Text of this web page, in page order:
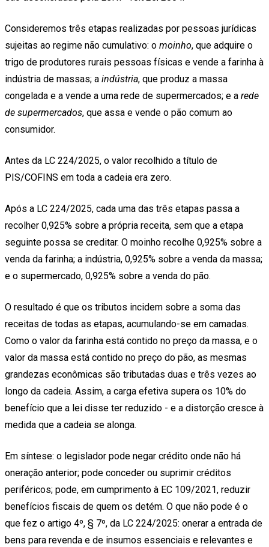
Consideremos três etapas realizadas por pessoas jurídicas
sujeitas ao regime não cumulativo: o moinho, que adquire o
trigo de produtores rurais pessoas físicas e vende a farinha à
indústria de massas; a indústria, que produz a massa
congelada e a vende a uma rede de supermercados; e a rede
de supermercados, que assa e vende o pão comum ao
consumidor.
Antes da LC 224/2025, o valor recolhido a título de
PIS/COFINS em toda a cadeia era zero.
Após a LC 224/2025, cada uma das três etapas passa a
recolher 0,925% sobre a própria receita, sem que a etapa
seguinte possa se creditar. O moinho recolhe 0,925% sobre a
venda da farinha; a indústria, 0,925% sobre a venda da massa;
e o supermercado, 0,925% sobre a venda do pão.
O resultado é que os tributos incidem sobre a soma das
receitas de todas as etapas, acumulando-se em camadas.
Como o valor da farinha está contido no preço da massa, e o
valor da massa está contido no preço do pão, as mesmas
grandezas econômicas são tributadas duas e três vezes ao
longo da cadeia. Assim, a carga efetiva supera os 10% do
benefício que a lei disse ter reduzido - e a distorção cresce à
medida que a cadeia se alonga.
Em síntese: o legislador pode negar crédito onde não há
oneração anterior; pode conceder ou suprimir créditos
periféricos; pode, em cumprimento à EC 109/2021, reduzir
benefícios fiscais de quem os detém. O que não pode é o
que fez o artigo 4º, § 7º, da LC 224/2025: onerar a entrada de
bens para revenda e de insumos essenciais e relevantes e